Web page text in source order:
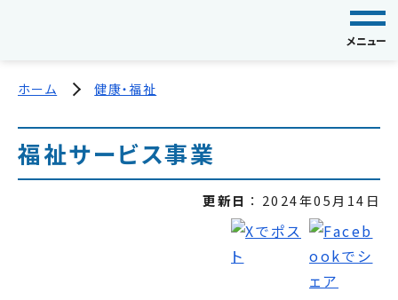
メニュー
ホーム 健康・福祉
福祉サービス事業
更新日 2024年05月14日